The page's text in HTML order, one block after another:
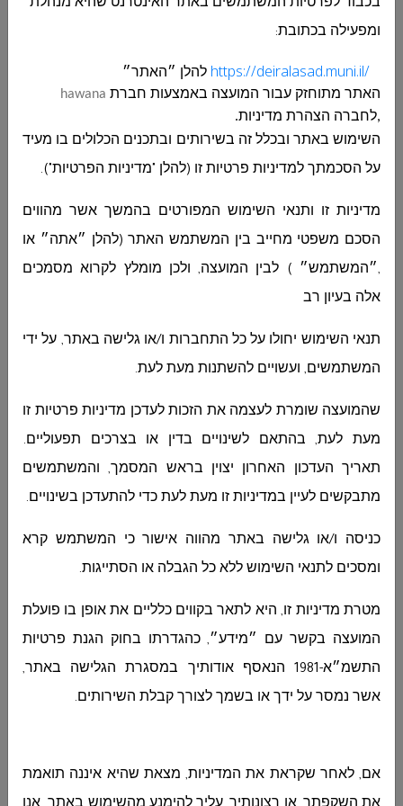
נוער דיר אל אס ד
مجلس دير الاسد المحلي
נוער דיר אל אס ד...
מכרז 11-2026 לביצוע עבודות בינוי ושיפוץ מועדון
נוער דיר אל אסד
مجلس دير الاسد المحلي
מכרז 11-2026 לביצוע עבודות בינוי ושיפוץ מועדון
נוער דיר אל אסד...
אישור פרסום התקשרות עם ספק עין אלחיאה
ללורוד-חוות דעת משפטית
مجلس دير الاسد المحلي
אישור פרסום התקשרות עם ספק עין אלחיאה
ללורוד -חוות דעת משפטית...
מכרז 13-2026 תכנון כיכר כביש 8544 לפי תכנית
ג- 16050
مجلس دير الاسد المحلي
מכרז 13-2026 תכנון כיכר כביש 8544 לפי תכנית
הארכת מועד ההגשה למכרז 10/2026
مجلس دير الاسد المحلي
בכבוד לפרטיות המשתמשים באתר האינטרנט שהיא מנהלת
ומפעילה בכתובת:
https://deiralasad.muni.il/להלן ״האתר״
האתר מתוחזק עבור המועצה באמצעות חברת hawana
,לחברה הצהרת מדיניות.
השימוש באתר ובכלל זה בשירותים ובתכנים הכלולים בו מעיד
על הסכמתך למדיניות פרטיות זו (להלן "מדיניות הפרטיות").
מדיניות זו ותנאי השימוש המפורטים בהמשך אשר מהווים
הסכם משפטי מחייב בין המשתמש האתר (להלן ״אתה״ או
,״המשתמש״ ) לבין המועצה, ולכן מומלץ לקרוא מסמכים
אלה בעיון רב
תנאי השימוש יחולו על כל התחברות ו/או גלישה באתר, על ידי
המשתמשים, ועשויים להשתנות מעת לעת.
שהמועצה שומרת לעצמה את הזכות לעדכן מדיניות פרטיות זו
מעת לעת, בהתאם לשינויים בדין או בצרכים תפעוליים.
תאריך העדכון האחרון יצוין בראש המסמך, והמשתמשים
מתבקשים לעיין במדיניות זו מעת לעת כדי להתעדכן בשינויים.
כניסה ו/או גלישה באתר מהווה אישור כי המשתמש קרא
ומסכים לתנאי השימוש ללא כל הגבלה או הסתייגות.
מטרת מדיניות זו, היא לתאר בקווים כלליים את אופן בו פועלת
המועצה בקשר עם ״מידע״, כהגדרתו בחוק הגנת פרטיות
התשמ״א-1981 הנאסף אודותיך במסגרת הגלישה באתר,
אשר נמסר על ידך או בשמך לצורך קבלת השירותים.
אם, לאחר שקראת את המדיניות, מצאת שהיא איננה תואמת